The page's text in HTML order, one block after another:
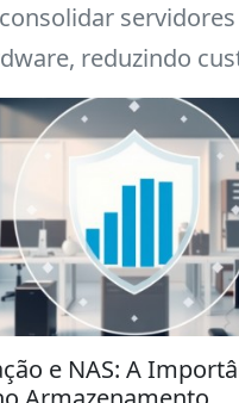
reduzindo
e NAS: A